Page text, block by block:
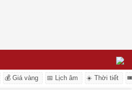
💰 Giá vàng 📅 Lịch âm ☀️ Thời tiết